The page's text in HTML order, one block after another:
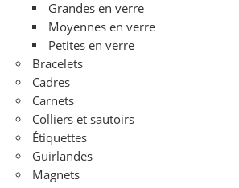
Grandes en verre
Moyennes en verre
Petites en verre
Bracelets
Cadres
Carnets
Colliers et sautoirs
Étiquettes
Guirlandes
Magnets